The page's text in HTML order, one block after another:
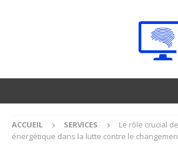
ACCUEIL SERVICES
Le rôle crucial
énergétique dans la lutte contre le